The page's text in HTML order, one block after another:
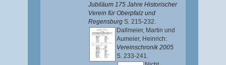
Jubiläum 175 Jahre Historischer
Verein für Oberpfalz und
Regensburg S. 215-232.
Dallmeier, Martin und
Aumeier, Heinrich:
Vereinschronik 2005
S. 233-241.